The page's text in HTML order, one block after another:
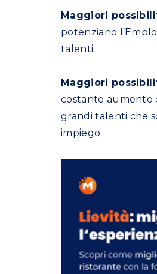
Maggiori
potenziano
talenti.
Maggiori
costante aumento
grandi talenti che
impiego.